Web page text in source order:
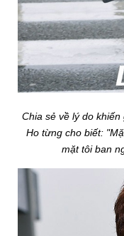
Chia sẻ về lý do
Ho từng cho biết:
mặt tôi ban